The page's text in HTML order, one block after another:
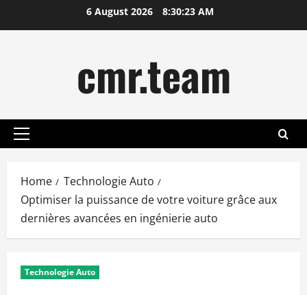
to
6 August 2026 8:30:24 AM
cmr.team
Primary
Home
Technologie Auto
Optimiser la puissance de votre voiture grâce aux
dernières avancées en ingénierie auto
Technologie Auto